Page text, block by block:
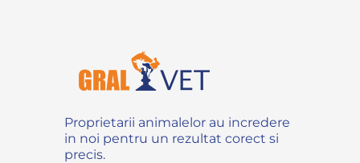
Proprietarii animalelor au incredere
in noi pentru un rezultat corect si
precis.